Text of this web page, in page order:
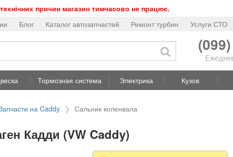
причин магазин тимчасово не працює.
Блог Каталог автозапчастей Ремонт турбин Услуги СТО
Тормозная система Электрика Кузов
на Caddy Сальник коленвала
Кадди (VW Caddy)